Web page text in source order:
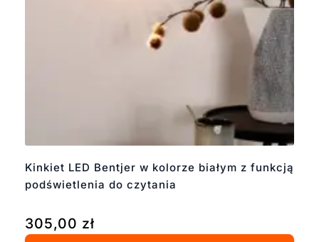
Kinkiet LED Bentjer w kolorze białym z funkcją
podświetlenia do czytania
305,00 zł